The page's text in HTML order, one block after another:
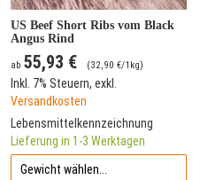
US Beef Short Ribs vom Black
Angus Rind
ab 55,93 € (32,90 €/1kg)
Inkl. 7% Steuern, exkl.
Versandkosten
Lebensmittelkennzeichnung
Lieferung in 1-3 Werktagen